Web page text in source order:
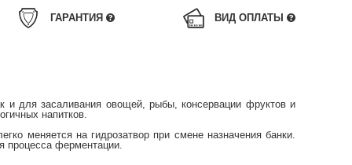
ГАРАНТИЯ ВИД ОПЛАТЫ
и для засаливания овощей, рыбы, консервации фруктов и
напитков.
меняется на гидрозатвор при смене назначения банки.
процесса ферментации.